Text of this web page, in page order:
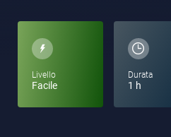
Livello
Facile
Durata
1 h